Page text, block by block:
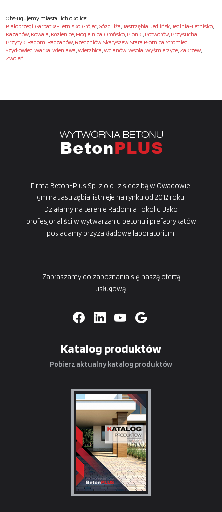
Obsługujemy miasta i ich okolice:
Białobrzegi,Garbatka-Letnisko,Grójec,Gózd, Iłża,Jastrzębia,Jedlińsk,Jedlnia-Letnisko,
Kazanów, Kowala, Kozienice, Mogielnica,Orońsko, Pionki, Potworów, Przysucha,
Przytyk, Radom, Radzanów, Rzeczniów,Skaryszew,Stara Błotnica,Stromiec,
Szydłowiec,Warka,Wieniawa,Wierzbica,Wolanów,Wsola,Wyśmierzyce, Zakrzew,
Zwoleń.
Firma Beton-Plus Sp. z o.o., z siedzibą w Owadowie,
gmina Jastrzębia, istnieje na rynku od 2012 roku.
Działamy na terenie Radomia i okolic. Jako
profesjonaliści w wytwarzaniu betonu i prefabrykatów
posiadamy przyzakładowe laboratorium.
Zapraszamy do zapoznania się naszą ofertą
usługową.
Katalog produktów
Pobierz aktualny katalog produktów